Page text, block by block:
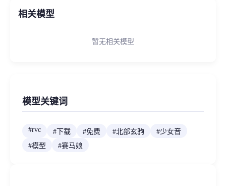
相关模型
暂无相关模型
模型关键词
#rvc # 下载 #免费 #北部玄驹 #少女音
#模型 #赛马娘